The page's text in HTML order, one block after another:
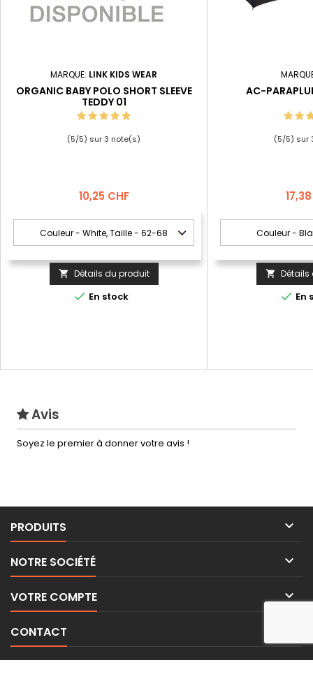
MARQUE: LINK KIDS WEAR
ORGANIC BABY POLO SHORT SLEEVE
TEDDY 01
(5/5) sur3 note(s)
Prix
10,25 CHF
 Détails du produit
 En stock
AC-
(5/5) sur
Prix
 Détails
 En
Avis
Soyez le premier à donner votre avis !
PRODUITS 
NOTRE SOCIÉTÉ 
VOTRE COMPTE 
CONTACT